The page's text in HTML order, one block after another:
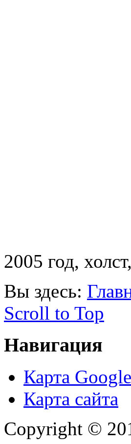
2005 год,
Вы здесь:
Scroll to Top
Навигация
Карта Google
Карта сайта
Copyright ©